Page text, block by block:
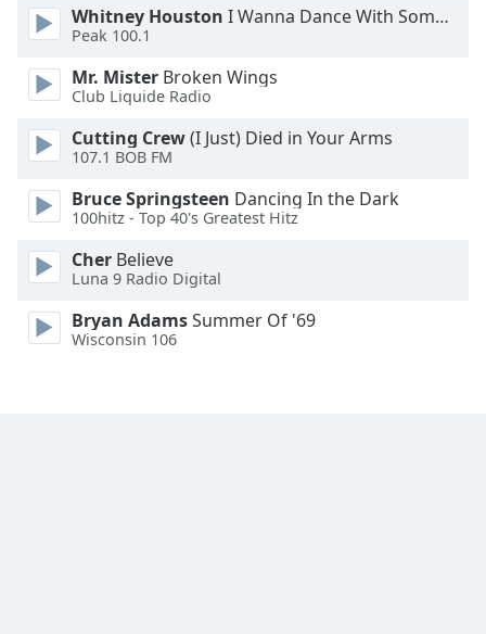
Edge
Style
Font
Family
Reset
Done
Close
Whitney Houston I Wanna Dance With Somebody
Peak 100.1
Mr. Mister Broken Wings
Club Liquide Radio
Cutting Crew(I Just) Died in Your Arms
107.1 BOB FM
Bruce Springsteen Dancing In the Dark
100hitz - Top 40's Greatest Hitz
Cher Believe
Luna 9 Radio Digital
Bryan AdamsSummer Of '69
Wisconsin 106